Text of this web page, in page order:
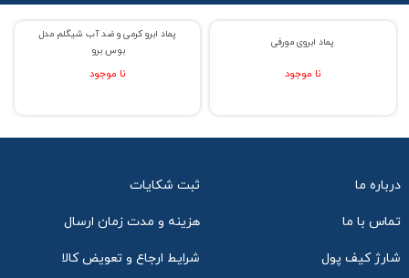
% حراج 33
پماد ابرو کرمی و ضد آب شیگلم مدل
بوس برو
نا موجود
پماد ابروی مورفی
نا موجود
درباره ما ثبت شکایات
تماس با ما هزینه و مدت زمان ارسال
شارژ کیف پول شرایط ارجاع و تعویض کالا